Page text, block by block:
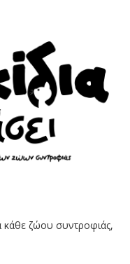
κάθε ζώου συντροφιάς,